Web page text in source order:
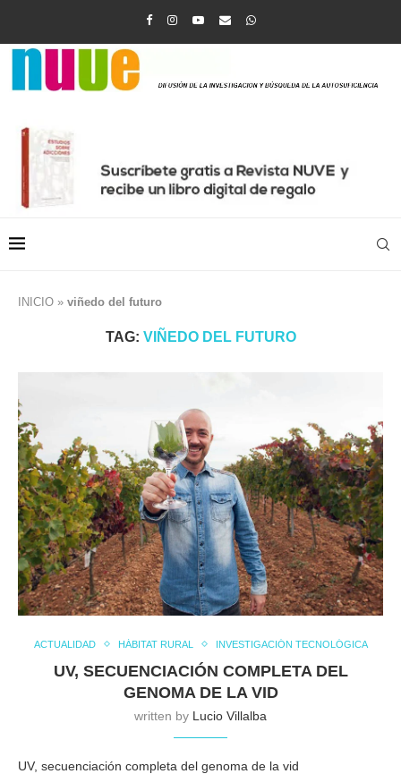
INICIO » viñedo del futuro
TAG: VIÑEDO DEL FUTURO
ACTUALIDAD HÁBITAT RURAL INVESTIGACIÓN TECNOLÓGICA
UV, SECUENCIACIÓN COMPLETA DEL
GENOMA DE LA VID
written by Lucio Villalba
UV, secuenciación completa del genoma de la vid